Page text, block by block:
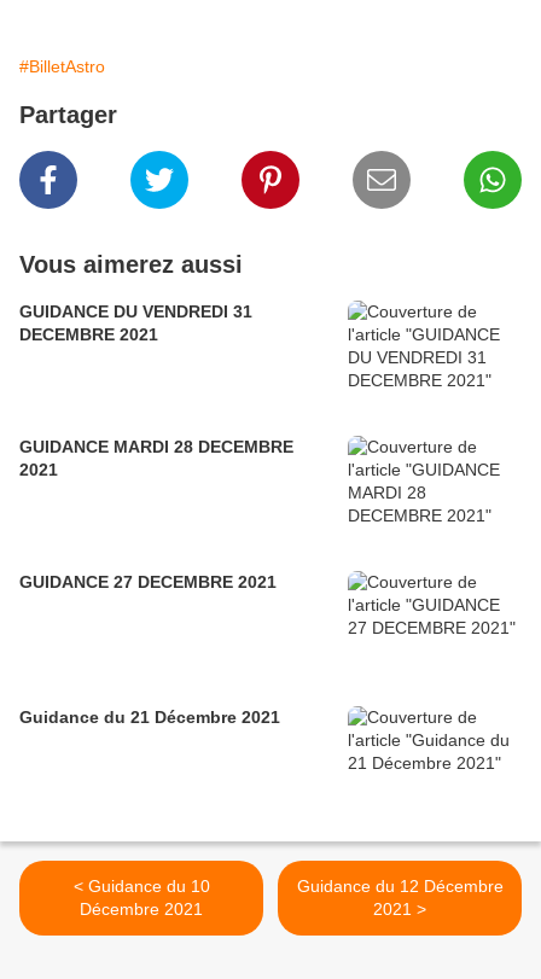
#BilletAstro
Partager
Vous aimerez aussi
GUIDANCE DU VENDREDI 31
DECEMBRE 2021
GUIDANCE MARDI 28 DECEMBRE
2021
GUIDANCE 27 DECEMBRE 2021
Guidance du 21 Décembre 2021
< Guidance du 10
Décembre 2021
Guidance du 12 Décembre
2021 >